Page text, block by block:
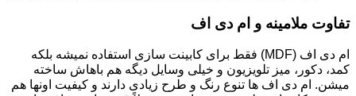
تفاوت ملامینه و ام دی اف
ام دی اف (MDF) فقط برای کابینت سازی استفاده نمیشه بلکه
کمد، دکور، میز تلویزیون و خیلی وسایل دیگه هم باهاش ساخته
میشن. ام دی اف ها تنوع رنگ و طرح زیادی دارند و کیفیت اونها هم